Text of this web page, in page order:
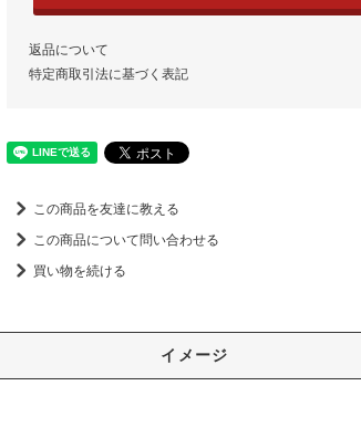
返品について
特定商取引法に基づく表記
この商品を友達に教える
この商品について問い合わせる
買い物を続ける
イメージ